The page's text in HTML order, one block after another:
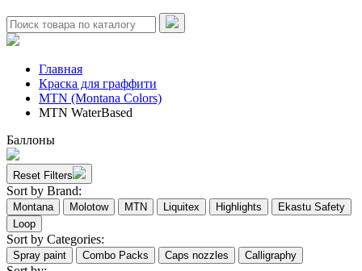
Главная
Краска для граффити
MTN (Montana Colors)
MTN WaterBased
Баллоны
Reset Filters
Sort by Brand:
Montana Molotow MTN Liquitex Highlights
Ekastu Safety
Loop
Sort by Categories:
Spray paint Combo Packs Caps nozzles Calligraphy